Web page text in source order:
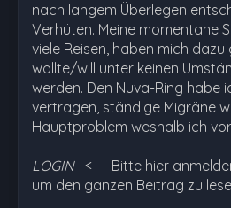
nach langem Überlegen
Verhüten. Meine momentane
viele Reisen, haben mich
wollte/will unter keinen
werden. Den Nuva-Ring habe
vertragen, ständige Migräne
Hauptproblem weshalb ich
LOGIN <--- Bitte hier
um den ganzen Beitrag zu